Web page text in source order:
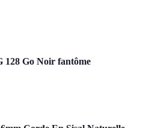
128 Go Noir fantôme